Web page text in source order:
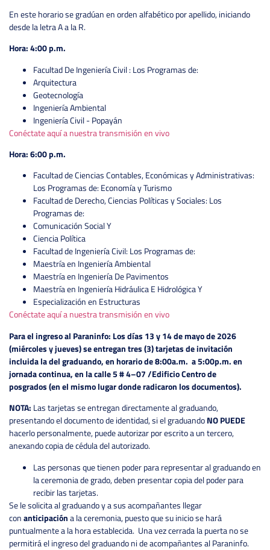
En este horario se gradúan en orden alfabético por apellido, iniciando
desde la letra A a la R.
Hora: 4:00 p.m.
Facultad De Ingeniería Civil : Los Programas de:
Arquitectura
Geotecnología
Ingeniería Ambiental
Ingeniería Civil - Popayán
Conéctate aquí a nuestra transmisión en vivo
Hora: 6:00 p.m.
Facultad de Ciencias Contables, Económicas y Administrativas:
Los Programas de: Economía y Turismo
Facultad de Derecho, Ciencias Políticas y Sociales: Los
Programas de:
Comunicación Social Y
Ciencia Política
Facultad de Ingeniería Civil: Los Programas de:
Maestría en Ingeniería Ambiental
Maestría en Ingeniería De Pavimentos
Maestría en Ingeniería Hidráulica E Hidrológica Y
Especialización en Estructuras
Conéctate aquí a nuestra transmisión en vivo
Para el ingreso al Paraninfo: Los días 13 y 14 de mayo de 2026
(miércoles y jueves) se entregan tres (3) tarjetas de invitación
incluida la del graduando, en horario de 8:00a.m. a 5:00p.m. en
jornada continua, en la calle 5 # 4–07 /Edificio Centro de
posgrados (en el mismo lugar donde radicaron los documentos).
NOTA: Las tarjetas se entregan directamente al graduando,
presentando el documento de identidad, si el graduandoNO PUEDE
hacerlo personalmente, puede autorizar por escrito a un tercero,
anexando copia de cédula del autorizado.
Las personas que tienen poder para representar al graduando en
la ceremonia de grado, deben presentar copia del poder para
recibir las tarjetas.
Se le solicita al graduando y a sus acompañantes llegar
conanticipacióna la ceremonia, puesto que su inicio se hará
puntualmente a la hora establecida. Una vez cerrada la puerta no se
permitirá el ingreso del graduando ni de acompañantes al Paraninfo.